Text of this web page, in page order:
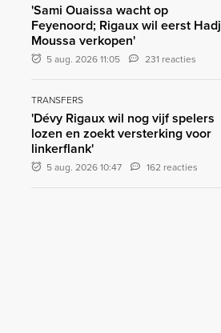
'Sami Ouaissa wacht op
Feyenoord; Rigaux wil eerst Hadj
Moussa verkopen'
5 aug. 2026 11:05 231 reacties
TRANSFERS
'Dévy Rigaux wil nog vijf spelers
lozen en zoekt versterking voor
linkerflank'
5 aug. 2026 10:47 162 reacties